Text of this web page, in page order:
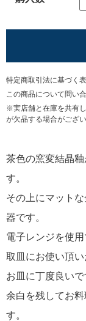
特定商取引法に基づく
この商品について問い
※実店舗と在庫を共有
が欠品する場合がござ
茶色の窯変結晶
す。
その上にマット
器です。
電子レンジを使
取皿にお使い頂
お皿に丁度良いで
余白を残してお
す。